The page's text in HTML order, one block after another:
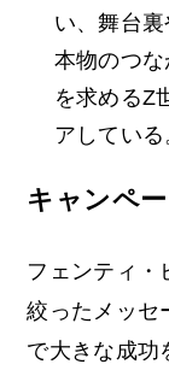
い、舞台裏
本物のつ
を求めるZ
アしている
キャンペ
フェンティ・
絞ったメッセ
で大きな成功